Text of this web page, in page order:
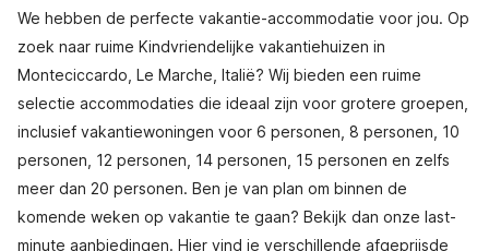
We hebben de perfecte vakantie-accommodatie voor jou. Op
zoek naar ruime Kindvriendelijke vakantiehuizen in
Monteciccardo, Le Marche, Italië? Wij bieden een ruime
selectie accommodaties die ideaal zijn voor grotere groepen,
inclusief vakantiewoningen voor 6 personen, 8 personen, 10
personen, 12 personen, 14 personen, 15 personen en zelfs
meer dan 20 personen. Ben je van plan om binnen de
komende weken op vakantie te gaan? Bekijk dan onze last-
minute aanbiedingen. Hier vind je verschillende afgeprijsde